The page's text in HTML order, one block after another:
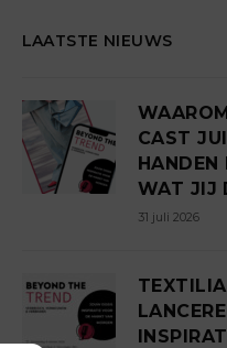
LAATSTE NIEUWS
CAST
HANDEN
WAT JIJ
31 juli 2026